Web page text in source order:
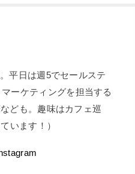
平日は週5でセールステ
ーケティングを担当する
ども。趣味はカフェ巡
います！）